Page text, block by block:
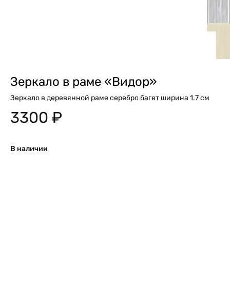
Зеркало в раме «Видор»
Зеркало в деревянной раме серебро багет ширина 1.7 см
3300 ₽
В наличии